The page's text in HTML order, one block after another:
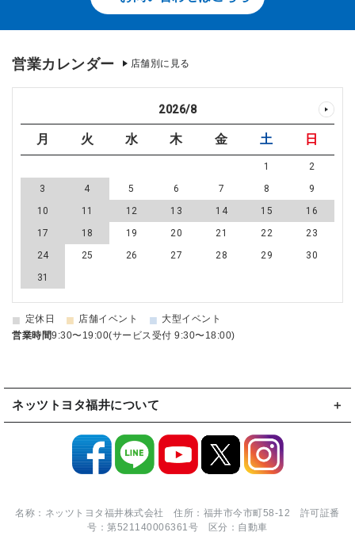
営業カレンダー 店舗別に見る
2026/8
月 火 水 木 金 土 日
1
2
3
4 5 6 7 8
9
10
11 12 13 14 15
16
17
18 19 20 21 22
23
24
25 26 27 28 29
30
31
■ 定休日 ■ 店舗イベント ■ 大型イベント
営業時間9:30〜19:00(サービス受付 9:30〜18:00)
ネッツトヨタ福井について
名称：ネッツトヨタ福井株式会社 住所：福井市今市町58-12 許可証番
号：第521140006361号 区分：自動車